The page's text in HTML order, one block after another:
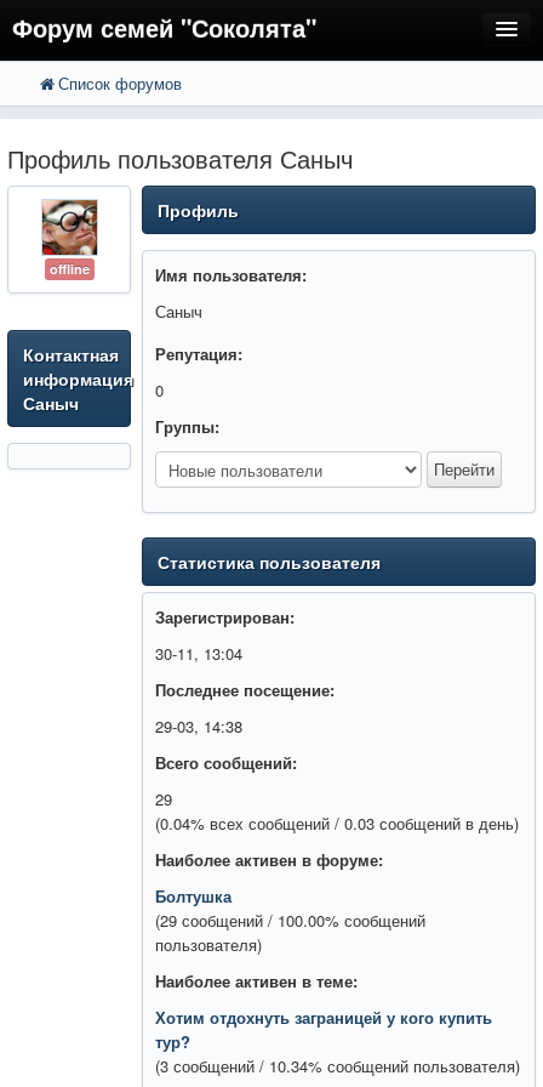
Форум семей "Соколята"
FAQ
Регистрация
Вход
Список форумов
Профиль пользователя Саныч
offline
Контактная
информация
Саныч
Профиль
Имя пользователя:
Саныч
Репутация:
0
Группы:
Статистика пользователя
Зарегистрирован:
30-11, 13:04
Последнее посещение:
29-03, 14:38
Всего сообщений:
29
(0.04% всех сообщений / 0.03 сообщений в день)
Наиболее активен в форуме:
Болтушка
(29 сообщений / 100.00% сообщений
пользователя)
Наиболее активен в теме:
Хотим отдохнуть заграницей у кого купить
тур?
(3 сообщений / 10.34% сообщений пользователя)